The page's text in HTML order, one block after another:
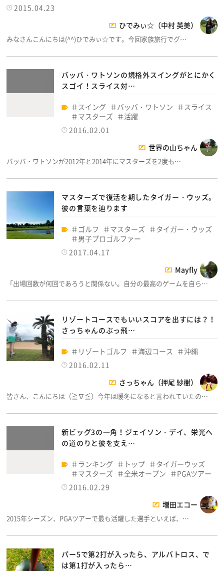
2015.04.23
ひでみぃ☆（中村 英美）
みなさんこんにちは(^^)ひでみぃ☆です。今回家族旅行でグ…
バッバ・ワトソンの規格外スイングがとにかく
スゴイ！スライス対…
スイング バッバ・ワトソン
スライス
マスターズ
活躍
2016.02.01
世界の山ちゃん
バッバ・ワトソンが2012年と2014年にマスターズを2度も…
マスターズで復活を期したタイガー・ウッズ。
彼の言葉を辿ります
ゴルフ マスターズ
タイガー・ウッズ
男子プロゴルファー
2017.04.17
Mayfly
「出場回数が何回であろうと関係ない。自分の最高のゲームを自ら…
リゾートコースでもいいスコアを出すには？！
さっちゃんのぶっ飛…
リゾートゴルフ 海辺コース
沖縄
2016.02.11
さっちゃん（押尾 紗樹）
皆さん、こんにちは（≧∇≦）今年は暖冬になると言われていたの…
新ビッグ3の一角！ジェイソン・デイ、栄光へ
の道のりと彼を支え…
ランキング トップ
タイガーウッズ
マスターズ
全米オープン
PGAツアー
2016.02.29
増田エコー
2015年シーズン、PGAツアーで最も活躍した選手といえば、…
パー5で第2打が入ったら、アルバトロス、で
は第1打が入ったら…